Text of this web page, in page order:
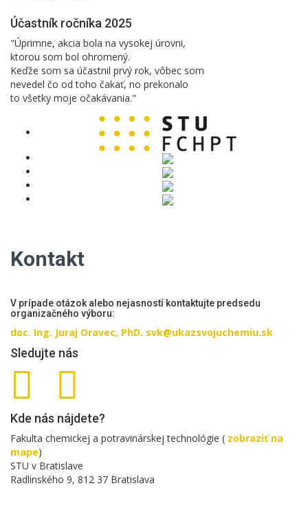
Účastník ročníka 2025
"Úprimne, akcia bola na vysokej úrovni,
ktorou som bol ohromený.
Keďže som sa účastnil prvý rok, vôbec som
nevedel čo od toho čakať, no prekonalo
to všetky moje očakávania."
Kontakt
V prípade otázok alebo nejasností kontaktujte predsedu
organizačného výboru:
doc. Ing. Juraj Oravec, PhD. svk@ukazsvojuchemiu.sk
Sledujte nás
Kde nás nájdete?
Fakulta chemickej a potravinárskej technológie ( zobraziť na
mape)
STU v Bratislave
Radlinského 9, 812 37 Bratislava